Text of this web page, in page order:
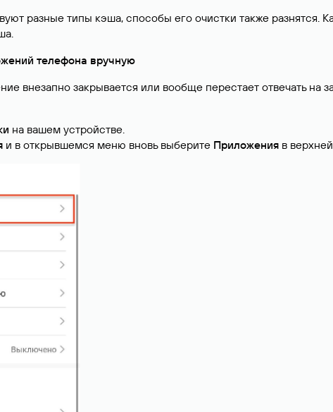
разные типы кэша, способы его очистки также разнятся.
телефона вручную
внезапно закрывается или вообще перестает отвечать
на вашем устройстве.
и в открывшемся меню вновь выберите Приложения в